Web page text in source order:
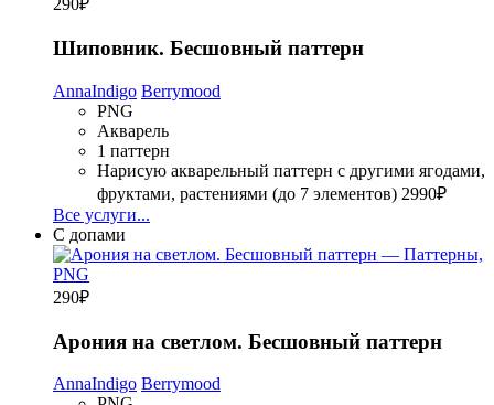
290₽
Шиповник. Бесшовный паттерн
AnnaIndigo Berrymood
PNG
Акварель
1 паттерн
Нарисую акварельный паттерн с другими ягодами,
фруктами, растениями (до 7 элементов) 2990₽
Все услуги...
С допами
290₽
Арония на светлом. Бесшовный паттерн
AnnaIndigo Berrymood